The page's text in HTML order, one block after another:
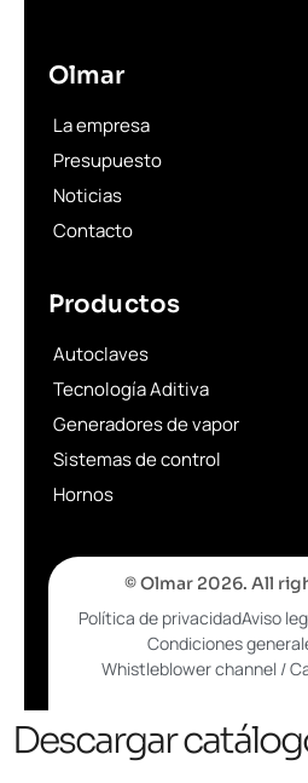
Olmar
La empresa
Presupuesto
Noticias
Contacto
Productos
Autoclaves
Tecnología Aditiva
Generadores de vapor
Sistemas de control
Hornos
© Olmar 2026. All
Política de privacidadAviso
Condiciones
Whistleblower channel /
Descargar